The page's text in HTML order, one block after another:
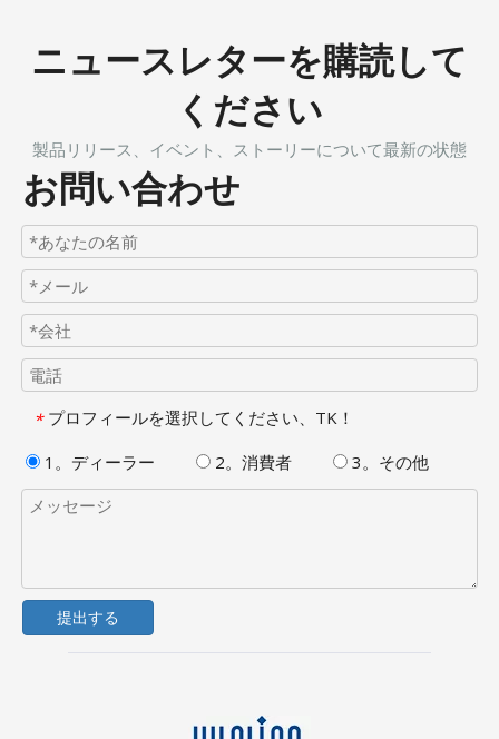
ニュースレターを購読して
ください
製品リリース、イベント、ストーリーについて最新の状態
お問い合わせ
* プロフィールを選択してください、TK！
1。ディーラー
2。消費者 3。その他
提出する